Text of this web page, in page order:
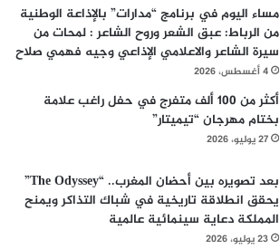
مساء اليوم في برنامج “مدارات” بالإذاعة الوطنية
من الرباط: عبق الشعر وروح الشاعر : لمحات من
سيرة الشاعر والاعلامي الإذاعي وجيه فهمي صلاح
4 أغسطس، 2026
أكثر من 100 ألف متفرج في حفل راغب علامة
بختام مهرجان “تيميتار”
27 يوليو، 2026
بعد تصويره بين أحضان المغرب.. “The Odyssey”
يحقق انطلاقة تاريخية في شباك التذاكر ويمنح
المملكة دعاية سينمائية عالمية
23 يوليو، 2026